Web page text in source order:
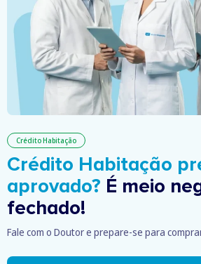
Crédito Habitação
Crédito Habitação
aprovado? É meio
fechado!
Fale com o Doutor e prepare-se para